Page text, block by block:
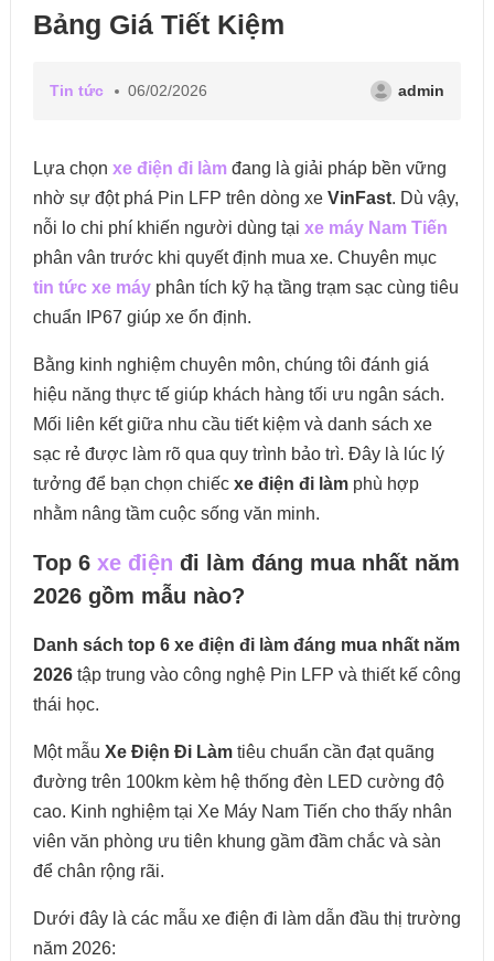
Bảng Giá Tiết Kiệm
Tin tức 06/02/2026 admin
Lựa chọn xe điện đi làmđang là giải pháp bền vững
nhờ sự đột phá Pin LFP trên dòng xe VinFast. Dù vậy,
nỗi lo chi phí khiến người dùng tại xe máy Nam Tiến
phân vân trước khi quyết định mua xe. Chuyên mục
tin tức xe máyphân tích kỹ hạ tầng trạm sạc cùng tiêu
chuẩn IP67 giúp xe ổn định.
Bằng kinh nghiệm chuyên môn, chúng tôi đánh giá
hiệu năng thực tế giúp khách hàng tối ưu ngân sách.
Mối liên kết giữa nhu cầu tiết kiệm và danh sách xe
sạc rẻ được làm rõ qua quy trình bảo trì. Đây là lúc lý
tưởng để bạn chọn chiếc xe điện đi làmphù hợp
nhằm nâng tầm cuộc sống văn minh.
Top 6 xe điện đi làm đáng mua nhất năm
2026 gồm mẫu nào?
Danh sách top 6 xe điện đi làm đáng mua nhất năm
2026tập trung vào công nghệ Pin LFP và thiết kế công
thái học.
Một mẫu Xe Điện Đi Làmtiêu chuẩn cần đạt quãng
đường trên 100km kèm hệ thống đèn LED cường độ
cao. Kinh nghiệm tại Xe Máy Nam Tiến cho thấy nhân
viên văn phòng ưu tiên khung gầm đầm chắc và sàn
để chân rộng rãi.
Dưới đây là các mẫu xe điện đi làm dẫn đầu thị trường
năm 2026: